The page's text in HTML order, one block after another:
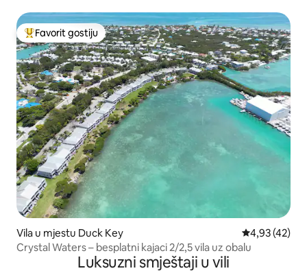
Glavni favorit gostiju
Favorit gostiju
Vila u mjestu Duck Key Prosječna
4,93 (42)
Crystal Waters – besplatni kajaci 2/2,5 vila uz obalu
Luksuzni smještaji u vili